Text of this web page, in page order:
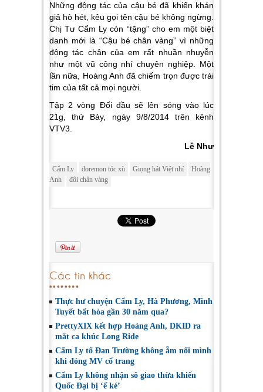
Những động tác của cậu bé đã khiến khán
giả hò hét, kêu gọi tên cậu bé không ngừng.
Chị Tư Cẩm Ly còn “tặng” cho em một biệt
danh mới là “Cậu bé chân vàng” vì những
động tác chân của em rất nhuần nhuyễn
như một vũ công nhí chuyên nghiệp. Một
lần nữa, Hoàng Anh đã chiếm trọn được trái
tim của tất cả mọi người.
Tập 2 vòng Đối đầu sẽ lên sóng vào lúc
21g, thứ Bảy, ngày 9/8/2014 trên kênh
VTV3.
Lê Như
Cẩm Ly doremon tóc xù Giọng hát Việt nhí
Hoàng
Anh
đôi chân vàng
Các tin khác
Thực hư chuyện Cẩm Ly, Hà Phương, Minh
Tuyết bất hòa gần 30 năm qua?
PrettyXIX kết hợp Hoàng Anh, DKID ra
mắt ca khúc Long Ride
Cẩm Ly tố Đan Trường không ẵm nổi mình
khi đóng MV cổ trang
Cẩm Ly không nhận sô giao thừa khiến
Quốc Đại bị ‘ế ké’